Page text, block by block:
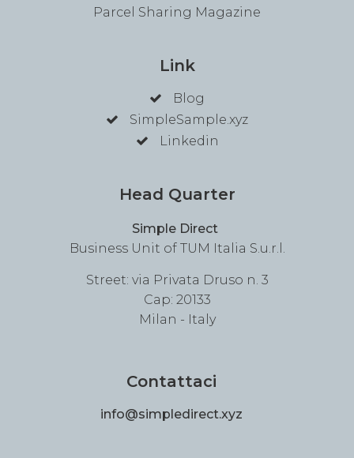
Parcel Sharing Magazine
Link
Blog
SimpleSample.xyz
Linkedin
Head Quarter
Simple Direct
Business Unit of TUM Italia S.u.r.l.
Street: via Privata Druso n. 3
Cap: 20133
Milan - Italy
Contattaci
info@simpledirect.xyz